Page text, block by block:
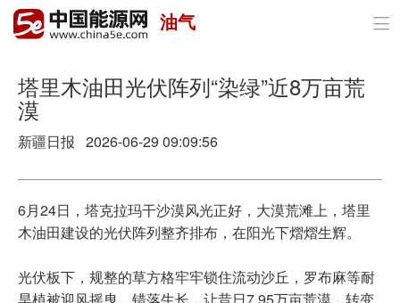
首页
政策与经济
电力
新能源
节能环保
油气 
塔里木油田光伏阵列“染绿”近8万亩荒
漠
新疆日报 2026-06-29 09:09:56
6月24日，塔克拉玛干沙漠风光正好，大漠荒滩上，塔里
木油田建设的光伏阵列整齐排布，在阳光下熠熠生辉。
光伏板下，规整的草方格牢牢锁住流动沙丘，罗布麻等耐